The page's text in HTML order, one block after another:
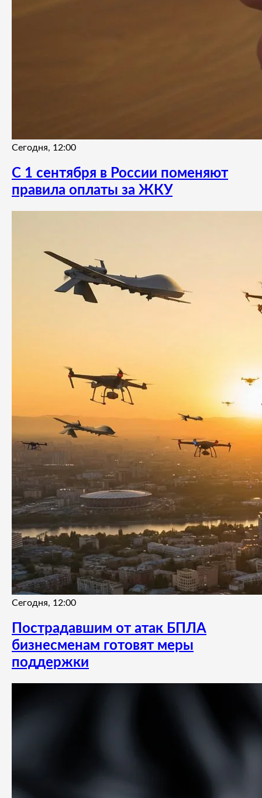
Сегодня, 12:00
С 1 сентября в России поменяют
правила оплаты за ЖКУ
Сегодня, 12:00
Пострадавшим от атак БПЛА
бизнесменам готовят меры
поддержки